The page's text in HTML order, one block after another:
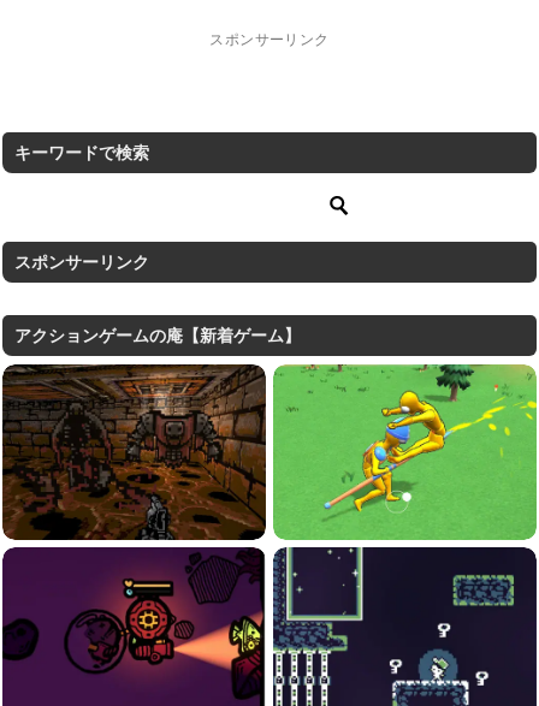
スポンサーリンク
キーワードで検索
スポンサーリンク
アクションゲームの庵【新着ゲーム】